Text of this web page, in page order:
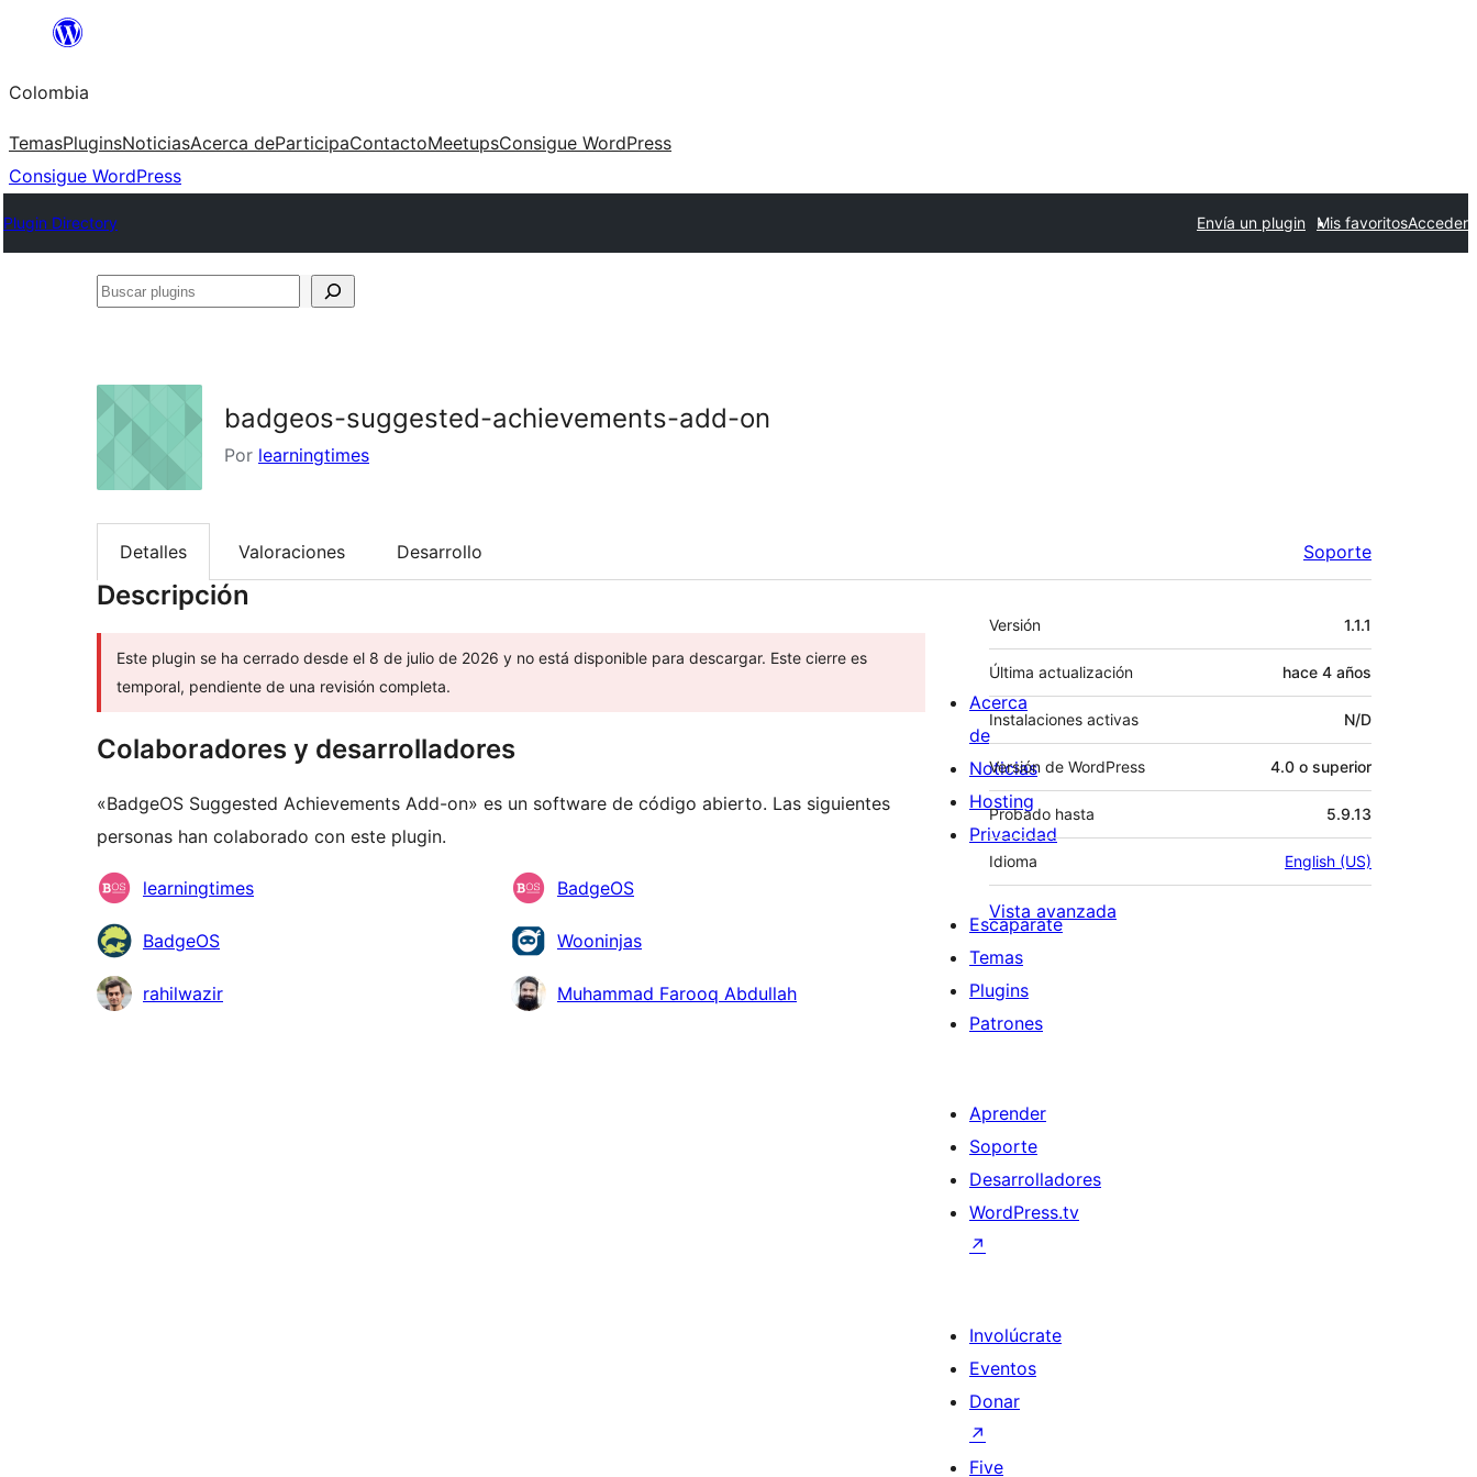
Saltar
contenido
Colombia
TemasPluginsNoticiasAcerca deParticipaContactoMeetupsConsigue WordPress
Consigue WordPress
Plugin Directory Envía un plugin Mis favoritosAcceder
Buscar
badgeos-suggested-achievements-add-on
Por learningtimes
Detalles Valoraciones Desarrollo Soporte
Descripción
Este plugin se ha cerrado desde el 8 de julio de 2026 y no está disponible para descargar. Este cierre es
temporal, pendiente de una revisión completa.
Colaboradores y desarrolladores
«BadgeOS Suggested Achievements Add-on» es un software de código abierto. Las siguientes
personas han colaborado con este plugin.
Colaboradores
learningtimes BadgeOS
BadgeOS Wooninjas
rahilwazir Muhammad Farooq Abdullah
Meta
Versión 1.1.1
Última actualización hace 4 años
Instalaciones activas N/D
Versión de WordPress 4.0 o superior
Probado hasta 5.9.13
Idioma English (US)
Vista avanzada
Acerca
de
Noticias
Hosting
Privacidad
Escaparate
Temas
Plugins
Patrones
Aprender
Soporte
Desarrolladores
WordPress.tv
↗
Involúcrate
Eventos
Donar
↗
Five